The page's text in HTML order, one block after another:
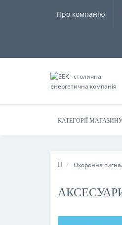
Про компанію
КАТЕГОРІЇ
Охоронна